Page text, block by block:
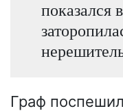
показался
Граф